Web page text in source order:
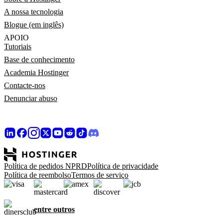
A nossa tecnologia
Blogue (em inglês)
APOIO
Tutoriais
Base de conhecimento
Academia Hostinger
Contacte-nos
Denunciar abuso
Política de pedidos NPRDPolítica de privacidade
Política de reembolsoTermos de serviço
entre outros